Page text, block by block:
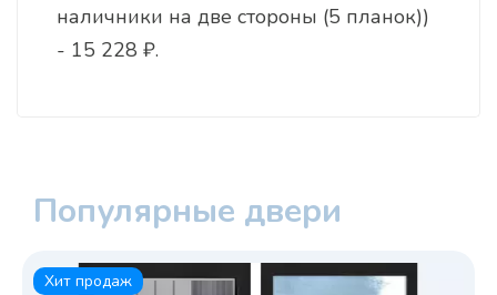
наличники на две стороны (5 планок))
- 15 228 ₽.
Популярные двери
Хит продаж